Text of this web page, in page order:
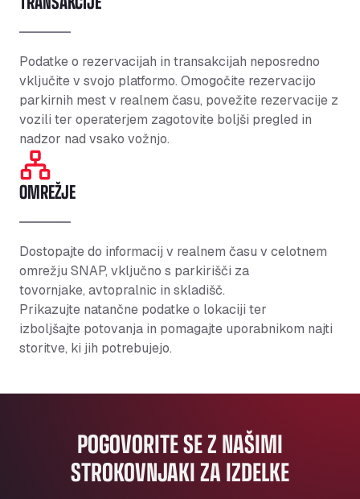
Podatke o rezervacijah in transakcijah neposredno
vključite v svojo platformo. Omogočite rezervacijo
parkirnih mest v realnem času, povežite rezervacije z
vozili ter operaterjem zagotovite boljši pregled in
nadzor nad vsako vožnjo.
OMREŽJE
Dostopajte do informacij v realnem času v celotnem
omrežju SNAP, vključno s parkirišči za
tovornjake, avtopralnic in skladišč.
Prikazujte natančne podatke o lokaciji ter
izboljšajte potovanja in pomagajte uporabnikom najti
storitve, ki jih potrebujejo.
POGOVORITE SE Z NAŠIMI
STROKOVNJAKI ZA IZDELKE